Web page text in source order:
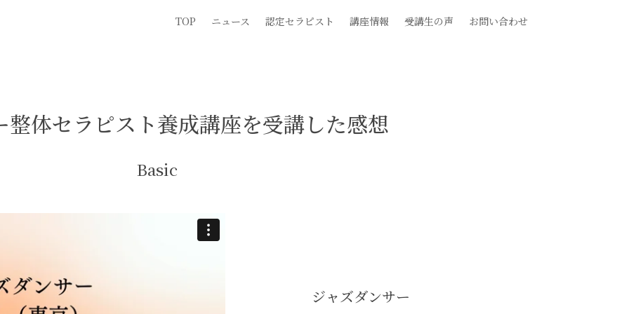
TOP ニュース 認定セラピスト 講座情報 受講生の声 お問い合わせ
整体セラピスト養成講座を受講した感想
Basic
ジャズダンサー